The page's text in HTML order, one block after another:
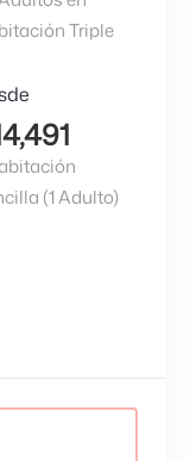
Triple
(1 Adulto)